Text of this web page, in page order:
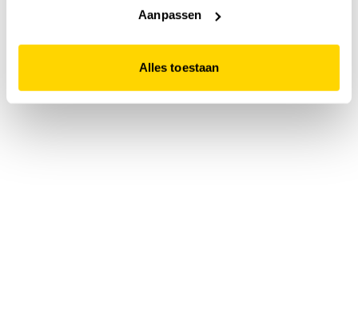
website niet optimaal functioneert.
Aanpassen
Alles toestaan